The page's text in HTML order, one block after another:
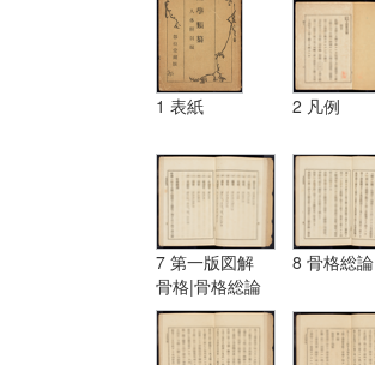
1 表紙 2 凡例
7 第一版図解
骨格|骨格総論
8 骨格総論